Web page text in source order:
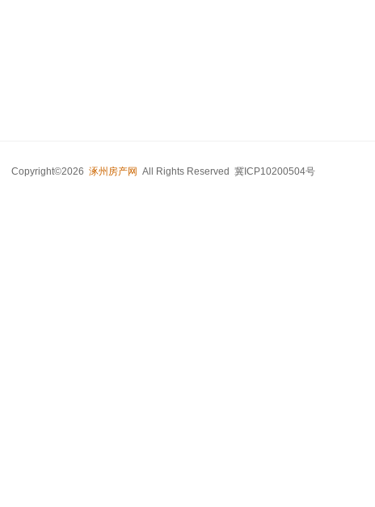
Copyright©2026 涿州房产网 All Rights Reserved 冀ICP10200504号